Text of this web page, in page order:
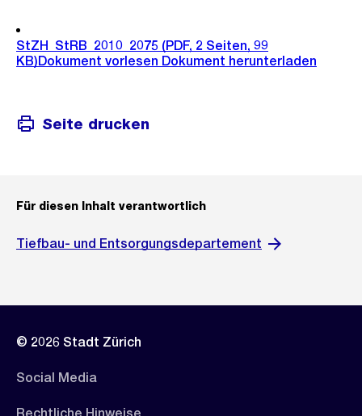
StZH_StRB_2010_2075 (PDF, 2 Seiten, 99
KB)Dokument vorlesen Dokument herunterladen
Seite drucken
Für diesen Inhalt verantwortlich
Tiefbau- und Entsorgungsdepartement
© 2026 Stadt Zürich
Social Media